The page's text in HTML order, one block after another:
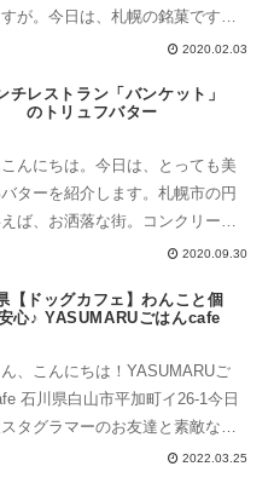
が。今日は、札幌の銘菓です。
いえば、北海道の大都市。素敵な
、中学生や高校生の時お小遣いを
2020.02.03
チレストラン「バンケット」
のトリュフバター
んにちは。今日は、とっても美
ターを紹介します。札幌市の円
ば、お洒落な街。コンクリート
多く、立派なお家やマンションが
、「西18丁目」が最寄駅。札幌医
2020.09.30
【ドッグカフェ】わんこと個
心♪ YASUMARUごはんcafe
、こんにちは！YASUMARUご
石川県白山市平加町イ26-1今日
タグラマーのお友達と素敵なド
フェにきたので紹介します。犬を
2022.03.25